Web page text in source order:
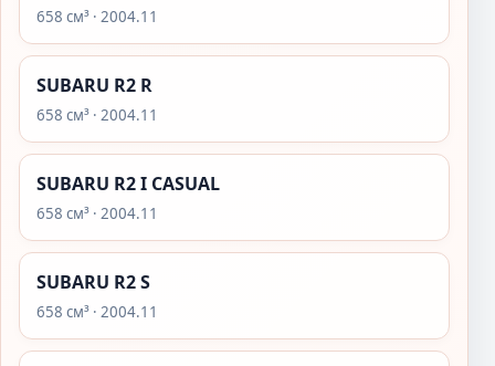
658 см³ · 2004.11
SUBARU R2 R
658 см³ · 2004.11
SUBARU R2 I CASUAL
658 см³ · 2004.11
SUBARU R2 S
658 см³ · 2004.11